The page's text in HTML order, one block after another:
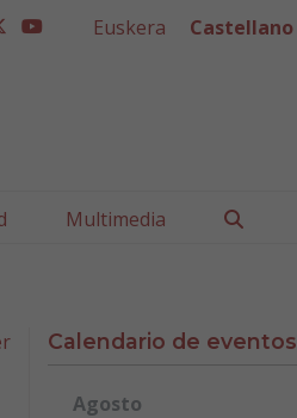
twitter
youtube
Euskera Castellano
Multimedia
Calendario de eventos
Agosto